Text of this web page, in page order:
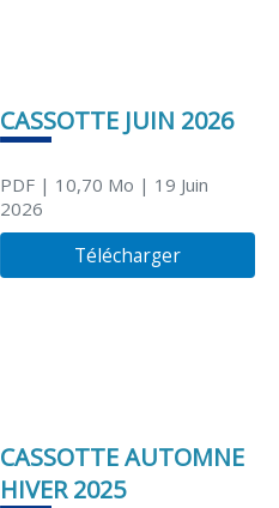
CASSOTTE JUIN 2026
PDF| 10,70 Mo | 19 Juin
2026
Télécharger
CASSOTTE AUTOMNE
HIVER 2025